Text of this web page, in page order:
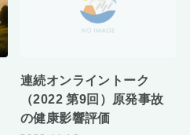
連続オンライントーク
（2022 第9回）原発事故
の健康影響評価